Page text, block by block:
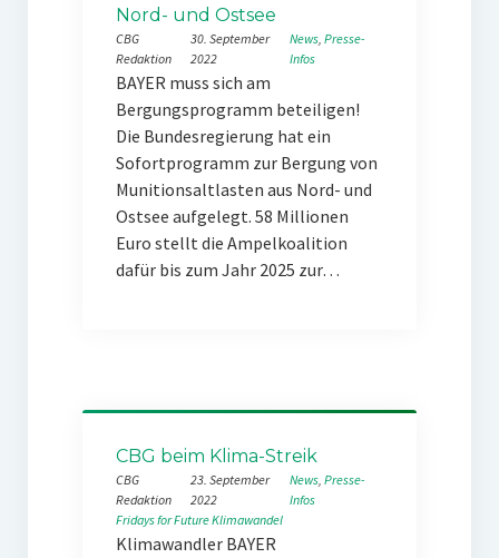
Nord- und Ostsee
CBG
Redaktion
30. September
2022
News, Presse-
Infos
BAYER muss sich am
Bergungsprogramm beteiligen!
Die Bundesregierung hat ein
Sofortprogramm zur Bergung von
Munitionsaltlasten aus Nord- und
Ostsee aufgelegt. 58 Millionen
Euro stellt die Ampelkoalition
dafür bis zum Jahr 2025 zur…
CBG beim Klima-Streik
CBG
Redaktion
23. September
2022
News, Presse-
Infos
Fridays for FutureKlimawandel
Klimawandler BAYER